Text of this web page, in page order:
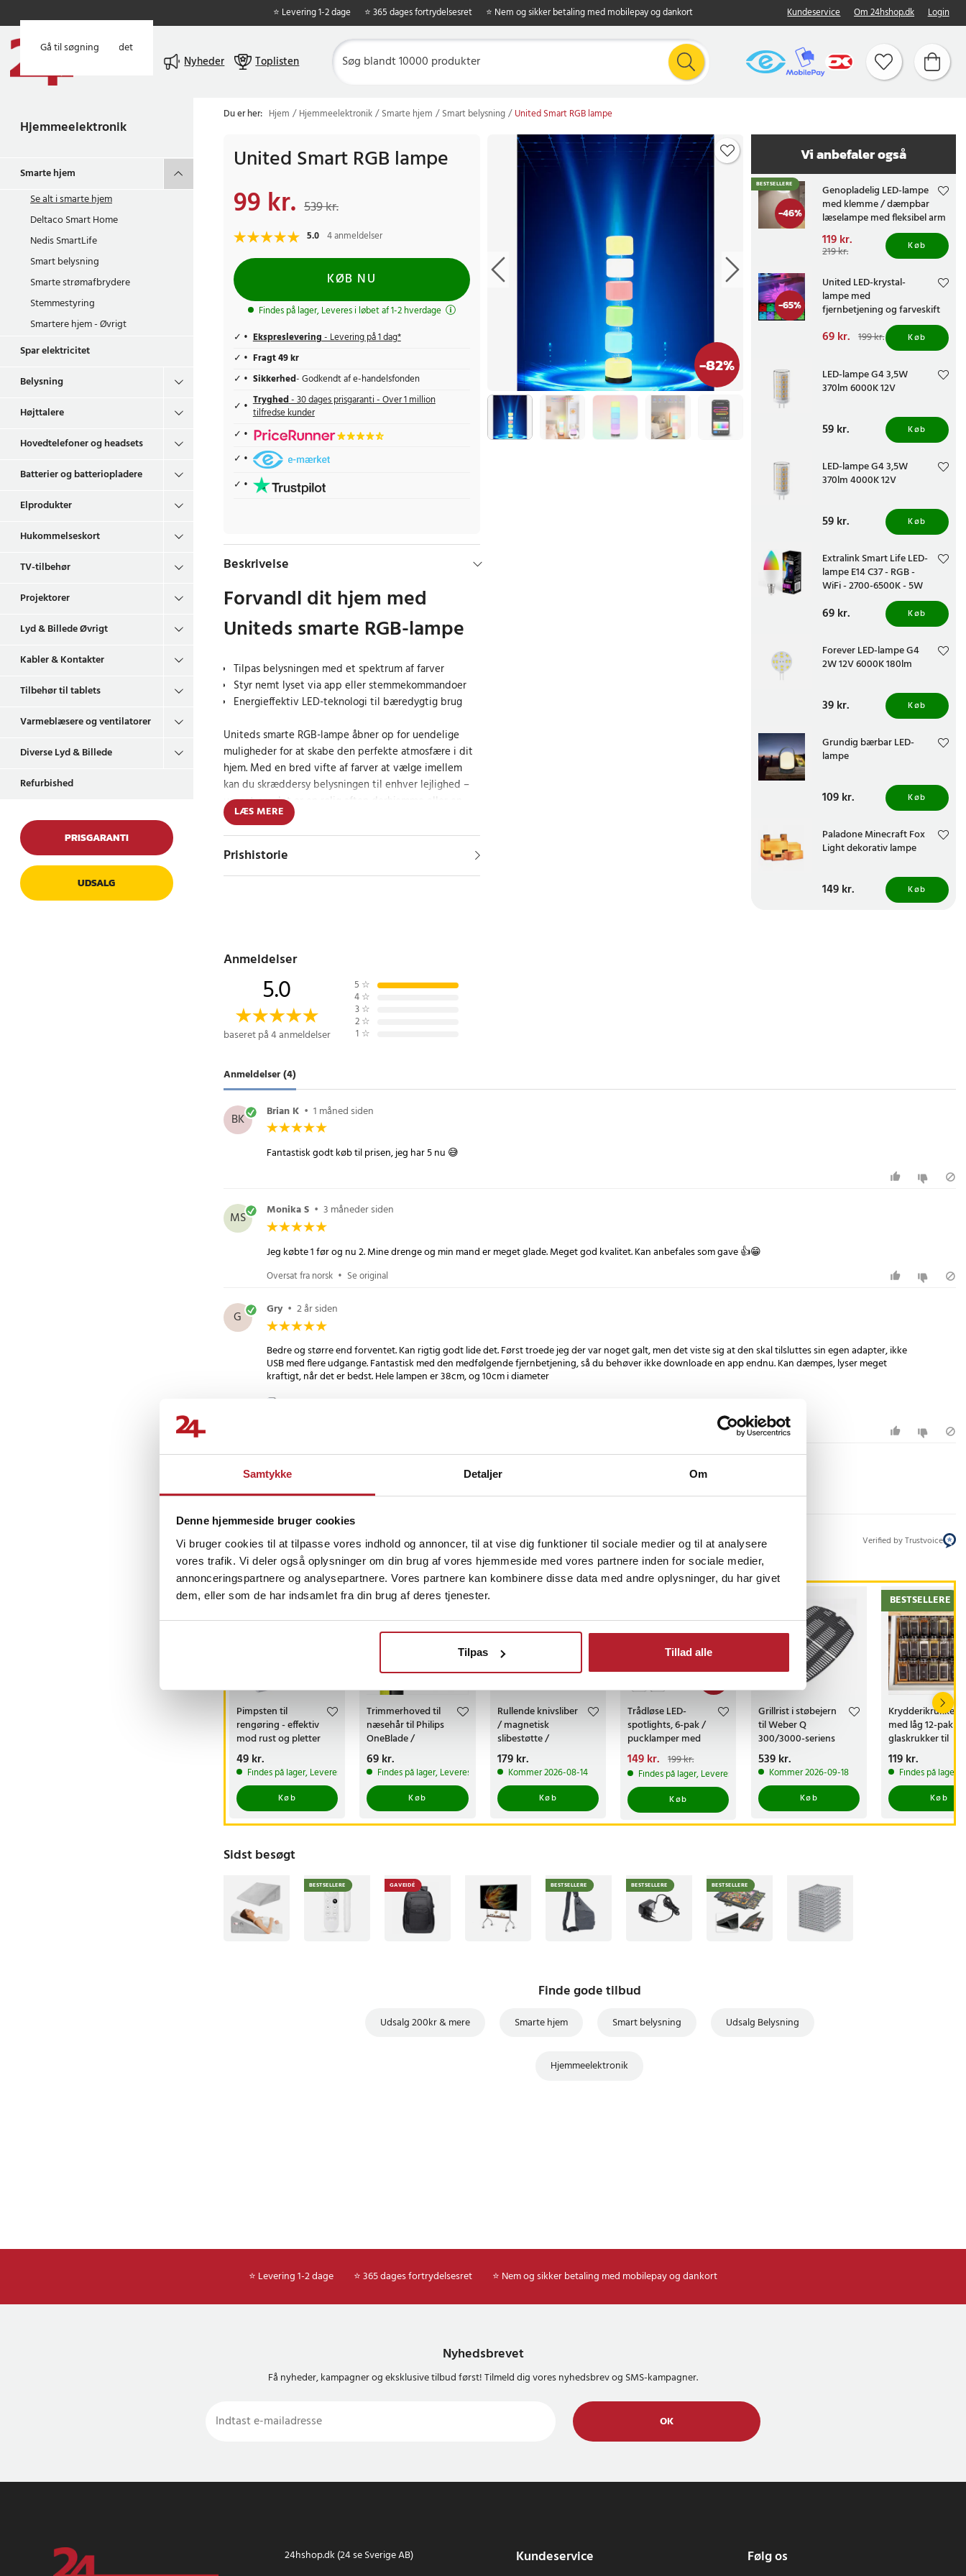
Samtykke Detaljer Om
Denne hjemmeside bruger cookies
Vi bruger cookies til at tilpasse vores indhold og annoncer, til at vise dig funktioner til sociale medier og til at analysere
vores trafik. Vi deler også oplysninger om din brug af vores hjemmeside med vores partnere inden for sociale medier,
annonceringspartnere og analysepartnere. Vores partnere kan kombinere disse data med andre oplysninger, du har givet
dem, eller som de har indsamlet fra din brug af deres tjenester.
Tilpas Tillad alle
Gå til hovedindholdet
Gå til søgning
⭐ Levering 1-2 dage ⭐ 365 dages fortrydelsesret ⭐ Nem og sikker betaling med mobilepay og dankort Kundeservice Om 24hshop.dk Login
Nyheder Toplisten
Hjemmeelektronik
Smarte hjem
Se alt ismarte hjem
Deltaco Smart Home
Nedis SmartLife
Smart belysning
Smarte strømafbrydere
Stemmestyring
Smartere hjem - Øvrigt
Spar elektricitet
Belysning
Højttalere
Hovedtelefoner og headsets
Batterier og batteriopladere
Elprodukter
Hukommelseskort
TV-tilbehør
Projektorer
Lyd & Billede Øvrigt
Kabler & Kontakter
Tilbehør til tablets
Varmeblæsere og ventilatorer
Diverse Lyd & Billede
Refurbished
PRISGARANTI
UDSALG
Du er her: Hjem Hjemmeelektronik Smarte hjem Smart belysning United Smart RGB lampe
-82%
United Smart RGB lampe
Nuværende pris
99 kr. 539 kr.
5.0 4 anmeldelser
KØB NU
Findes på lager, Leveres i løbet af 1-2 hverdage
Ekspreslevering- Levering på 1 dag*
Fragt 49 kr
Sikkerhed- Godkendt af e-handelsfonden
Tryghed- 30 dages prisgaranti - Over 1 million
tilfredse kunder
Beskrivelse
Forvandl dit hjem med
Uniteds smarte RGB-lampe
Tilpas belysningen med et spektrum af farver
Styr nemt lyset via app eller stemmekommandoer
Energieffektiv LED-teknologi til bæredygtig brug
Uniteds smarte RGB-lampe åbner op for uendelige
muligheder for at skabe den perfekte atmosfære i dit
hjem. Med en bred vifte af farver at vælge imellem
kan du skræddersy belysningen til enhver lejlighed –
uanset om det er en rolig aften derhjemme eller en
fest med vennerne. Lampens smarte funktioner giver
dig mulighed for at styre lyset direkte fra din
smartphone eller med stemmekommandoer, hvilket
Med denne smarte RGB-lampe bliver hvert værelse
og intuitive app gør det nemt at komme i gang og
eksperimentere med forskellige lysindstillinger for at
skabe præcis den stemning, du ønsker.
- RGB farvespektrum til tilpasset belysning
- Styr via app "Tuya Smart eller "Smart LIfe" samt
stemmekommandoer
- Energieffektiv LED-teknologi
109513
LÆS MERE
Prishistorie
Vi anbefaler også
-46%
BESTSELLERE
Genopladelig LED-lampe
med klemme / dæmpbar
læselampe med fleksibel arm
/ trådløs USB-bordlampe
Nuværende pris:
119 kr.Tidligere pris :219 kr.
119 kr.
219 kr. Køb
-65%
United LED-krystal-
lampe med
fjernbetjening og farveskift
Nuværende pris
Tidligere pris
69 kr. 199 kr. Køb
LED-lampe G4 3,5W
370lm 6000K 12V
Pris:59 kr.
59 kr. Køb
LED-lampe G4 3,5W
370lm 4000K 12V
Pris:59 kr.
59 kr. Køb
Extralink Smart Life LED-
lampe E14 C37 - RGB -
WiFi - 2700-6500K - 5W
Pris:69 kr.
69 kr. Køb
Forever LED-lampe G4
2W 12V 6000K 180lm
Pris:39 kr.
39 kr. Køb
Grundig bærbar LED-
lampe
Pris :109 kr.
109 kr. Køb
Paladone Minecraft Fox
Light dekorativ lampe
Pris :149 kr.
149 kr. Køb
Anmeldelser
5.0
baseret på 4 anmeldelser
5 ☆
4 ☆
3 ☆
2 ☆
1 ☆
Anmeldelser (4)
BK Brian K • 1 måned siden
Fantastisk godt køb til prisen, jeg har 5 nu 😅
MS Monika S • 3 måneder siden
Jeg købte 1 før og nu 2. Mine drenge og min mand er meget glade. Meget god kvalitet. Kan anbefales som gave 👍😁
Oversat fra norsk • Se original
G Gry • 2 år siden
Bedre og større end forventet. Kan rigtig godt lide det. Først troede jeg der var noget galt, men det viste sig at den skal tilsluttes sin egen adapter, ikke
USB med flere udgange. Fantastisk med den medfølgende fjernbetjening, så du behøver ikke downloade en app endnu. Kan dæmpes, lyser meget
kraftigt, når det er bedst. Hele lampen er 38cm, og 10cm i diameter
TS
Verified by Trustvoice
Andre købte også
Pimpsten til
rengøring - effektiv
mod rust og pletter
Pris:49 kr.
49 kr.
Findes på lager, Leveres i løbet af 1-2 hverdage
Køb
BESTSELLERE
Trimmerhoved til
næsehår til Philips
OneBlade /
næsehårstrimmer /
næsetrimmerhoved
Pris:69 kr.
69 kr.
Findes på lager, Leveres i løbet af 1-2 hverdage
Køb
Rullende knivsliber
/ magnetisk
slibestøtte /
diamantbryne
400/1000 / faste
slibevinkler
Pris :179 kr.
179 kr.
Kommer 2026-08-14
Køb
Trådløse LED-
spotlights, 6-pak /
pucklamper med
fjernbetjening /
dæmpbar
skabsbelysning
Nuværende pris
149 kr.Tidligere pris:
199 kr.
149 kr. 199 kr.
Findes på lager, Leveres i løbet af 1-2 hverdage
Køb
Grillrist i støbejern
til Weber Q
300/3000-seriens
gasgrill
Pris:539 kr.
539 kr.
Kommer 2026-09-18
Køb
BESTSELLERE
Krydderikrukker
med låg 12-pak /
glaskrukker til
krydderier
Pris :119 kr.
119 kr.
Findes på lager,
Køb
Sidst besøgt
BESTSELLERE GAVEIDÉ BESTSELLERE BESTSELLERE BESTSELLERE
Finde gode tilbud
Udsalg 200kr & mere Smarte hjem Smart belysning Udsalg Belysning
Hjemmeelektronik
⭐ Levering 1-2 dage ⭐ 365 dages fortrydelsesret ⭐ Nem og sikker betaling med mobilepay og dankort
Nyhedsbrevet
Få nyheder, kampagner og eksklusive tilbud først! Tilmeld dig vores nyhedsbrev og SMS-kampagner.
OK
24hshop.dk (24 se Sverige AB) Kundeservice Følg os